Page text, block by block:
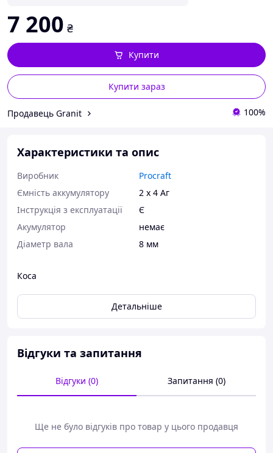
7 200 ₴
Купити зараз
Купити
Продавець Granit 100%
Характеристики та опис
Виробник
Procraft
Ємність аккумулятору
2 х 4 Аг
Інструкція з експлуатації
Є
Акумулятор
немає
Діаметр вала
8 мм
Коса
Детальніше
Відгуки та запитання
Відгуки (0) Запитання (0)
Ще не було відгуків про товар у цього продавця